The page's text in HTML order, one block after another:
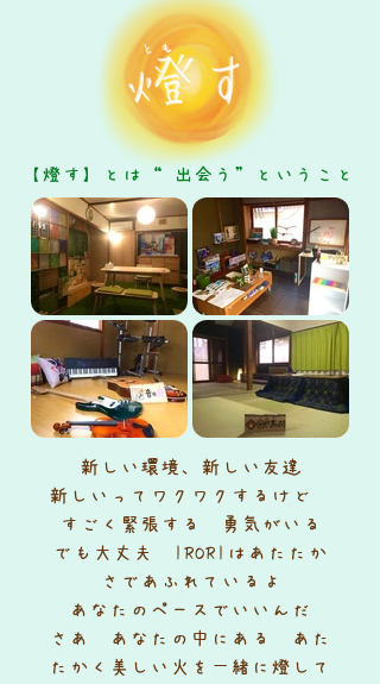
新しい環境、新しい友達
新しいってワクワクするけど
すごく緊張する 勇気がいる
でも大丈夫
IRORIはあたたか
さであふれているよ
あなたのペースでいいんだ
さあ あなたの中にある あた
たかく美しい火を 一緒に燈して
【燈す】とは“ 出会う”ということ